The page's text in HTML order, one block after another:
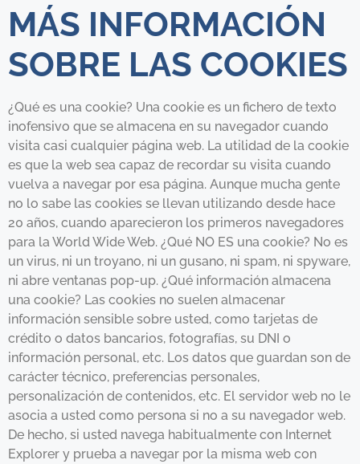
MÁS INFORMACIÓN
SOBRE LAS COOKIES
¿Qué es una cookie? Una cookie es un fichero de texto
inofensivo que se almacena en su navegador cuando
visita casi cualquier página web. La utilidad de la cookie
es que la web sea capaz de recordar su visita cuando
vuelva a navegar por esa página. Aunque mucha gente
no lo sabe las cookies se llevan utilizando desde hace
20 años, cuando aparecieron los primeros navegadores
para la World Wide Web. ¿Qué NO ES una cookie? No es
un virus, ni un troyano, ni un gusano, ni spam, ni spyware,
ni abre ventanas pop-up. ¿Qué información almacena
una cookie? Las cookies no suelen almacenar
información sensible sobre usted, como tarjetas de
crédito o datos bancarios, fotografías, su DNI o
información personal, etc. Los datos que guardan son de
carácter técnico, preferencias personales,
personalización de contenidos, etc. El servidor web no le
asocia a usted como persona si no a su navegador web.
De hecho, si usted navega habitualmente con Internet
Explorer y prueba a navegar por la misma web con